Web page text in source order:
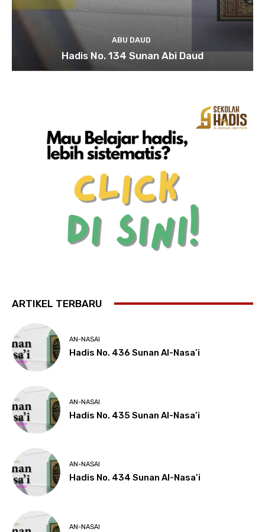
ABU DAUD
Hadis No. 134 Sunan Abi Daud
ARTIKEL TERBARU
AN-NASAI
Hadis No. 436 Sunan Al-Nasa’i
AN-NASAI
Hadis No. 435 Sunan Al-Nasa’i
AN-NASAI
Hadis No. 434 Sunan Al-Nasa’i
AN-NASAI